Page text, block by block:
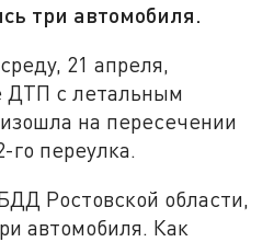
три автомобиля.
21 апреля,
ДТП с летальным
на пересечении
го переулка.
Ростовской области,
автомобиля. Как